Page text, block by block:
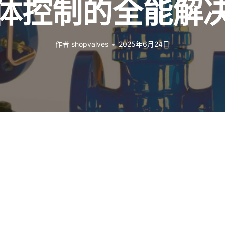
控制的全能解
作者 shopvalves 2025年6月24日